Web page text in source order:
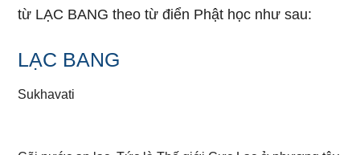
từ LẠC BANG theo từ điển Phật học như sau:
LẠC BANG
Sukhavati